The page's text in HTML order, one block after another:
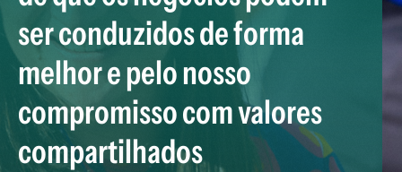
ser conduzidos de forma
melhor e pelo nosso
compromisso com valores
compartilhados